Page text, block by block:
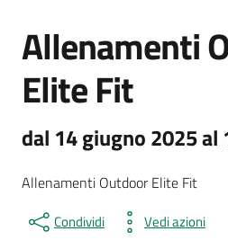
Allenamenti
Elite Fit
dal 14 giugno 2025 al
Allenamenti Outdoor Elite Fit
Condividi Vedi azioni